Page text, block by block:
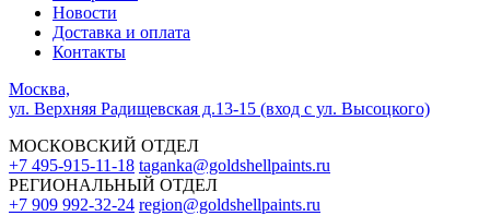
Новости
Доставка и оплата
Контакты
Москва,
ул. Верхняя Радищевская д.13-15 (вход с ул. Высоцкого)
МОСКОВСКИЙ ОТДЕЛ
+7 495-915-11-18 taganka@goldshellpaints.ru
РЕГИОНАЛЬНЫЙ ОТДЕЛ
+7 909 992-32-24‬ region@goldshellpaints.ru